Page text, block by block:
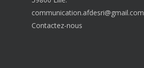
communication.afdesri@gmail.com
Contactez-nous